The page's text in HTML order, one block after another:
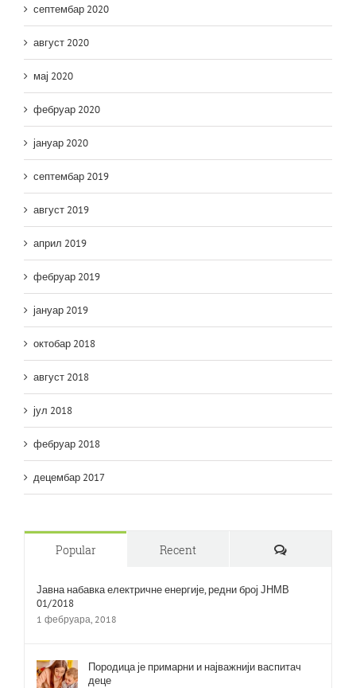
септембар 2020
август 2020
мај 2020
фебруар 2020
јануар 2020
септембар 2019
август 2019
април 2019
фебруар 2019
јануар 2019
октобар 2018
август 2018
јул 2018
фебруар 2018
децембар 2017
Popular Recent Comments
Јавна набавка електричне енергије, редни број ЈНМВ
01/2018
1 фебруара, 2018
Породица је примарни и најважнији васпитач
деце